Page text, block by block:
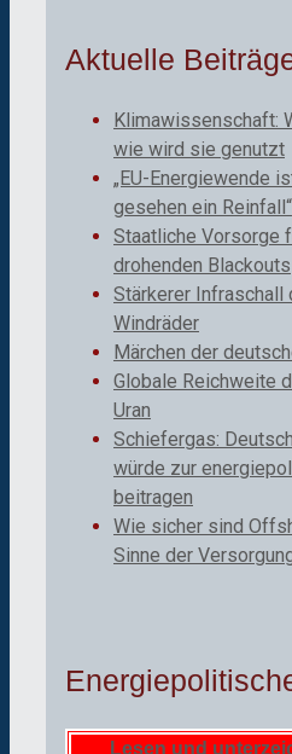
Aktuelle
Klimawissenschaft:
wie wird sie genutzt
„EU-Energiewende
gesehen ein Reinfall“
Staatliche Vorsorge
drohenden Blackouts
Stärkerer Infraschall
Windräder
Märchen der
Globale Reichweite
Uran
Schiefergas:
würde zur
beitragen
Wie sicher sind
Sinne der
Lesen und